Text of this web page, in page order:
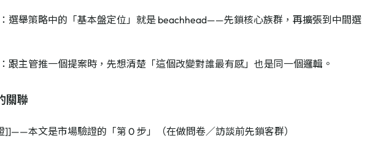
選舉策略中的「基本盤定位」就是 beachhead——先鎖核心族群，再擴張到中間選
跟主管推一個提案時，先想清楚「這個改變對誰最有感」也是同一個邏輯。
關聯
]]——本文是市場驗證的「第 0 步」（在做問卷／訪談前先鎖客群）